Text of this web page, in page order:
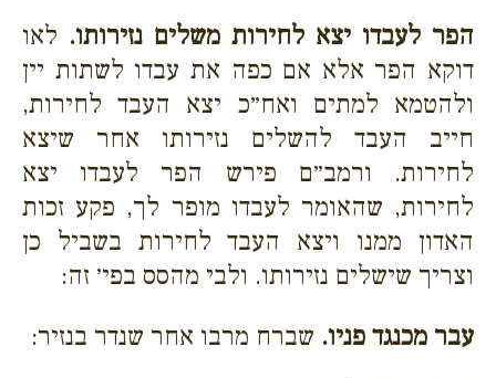
הפר לעבדו יצא לחירות משלים נזירותו. לאו
דוקא הפר אלא אם כפה את עבדו לשתות יין
ולהטמא למתים ואח״כ יצא העבד לחירות,
חייב העבד להשלים נזירותו אחר שיצא
לחירות. ורמב״ם פירש הפר לעבדו יצא
לחירות, שהאומר לעבדו מופר לך, פקע זכות
האדון ממנו ויצא העבד לחירות בשביל כן
וצריך שישלים נזירותו. ולבי מהסס בפי׳ זה:
עבר מכנגד פניו. שברח מרבו אחר שנדר בנזיר: